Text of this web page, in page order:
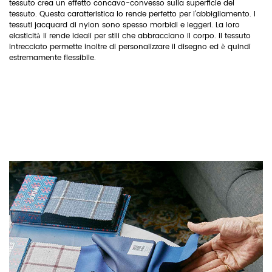
tessuto crea un effetto concavo-convesso sulla superficie del
tessuto. Questa caratteristica lo rende perfetto per l'abbigliamento. I
tessuti jacquard di nylon sono spesso morbidi e leggeri. La loro
elasticità li rende ideali per stili che abbracciano il corpo. Il tessuto
intrecciato permette inoltre di personalizzare il disegno ed è quindi
estremamente flessibile.